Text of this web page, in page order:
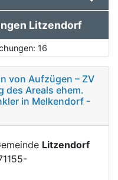
Litzendorf
16
von Aufzügen – ZV
des Areals ehem.
in Melkendorf -
Litzendorf